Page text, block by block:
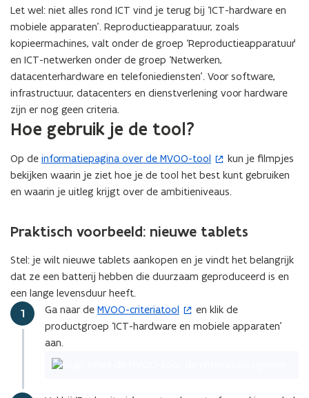
p
l
i
c
a
t
i
e
)
s
e
Let wel: niet alles rond ICT vind je terug bij ‘ICT-hardware en
mobiele apparaten’. Reproductieapparatuur, zoals
kopieermachines, valt onder de groep ‘Reproductieapparatuur’
en ICT-netwerken onder de groep ‘Netwerken,
datacenterhardware en telefoniediensten’. Voor software,
infrastructuur, datacenters en dienstverlening voor hardware
zijn er nog geen criteria.
Hoe gebruik je de tool?
Op de informatiepagina over de MVOO-tool
(
o
p
n
n
n
e
u
kun je filmpjes
bekijken waarin je ziet hoe je de tool het best kunt gebruiken
en waarin je uitleg krijgt over de ambitieniveaus.
Praktisch voorbeeld: nieuwe tablets
Stel: je wilt nieuwe tablets aankopen en je vindt het belangrijk
dat ze een batterij hebben die duurzaam geproduceerd is en
een lange levensduur heeft.
Stap
1 Ga naar de MVOO-criteriatool
(
o
en klik de
productgroep ‘ICT-hardware en mobiele apparaten’
aan.